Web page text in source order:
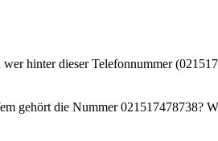
hinter dieser Telefonnummer
gehört die Nummer 021517478738?